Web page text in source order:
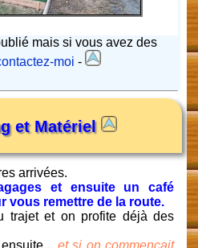
mais si vous avez des
moi -
et Matériel
arrivées.
et ensuite un café
vous remettre de la route.
trajet et on profite déjà des